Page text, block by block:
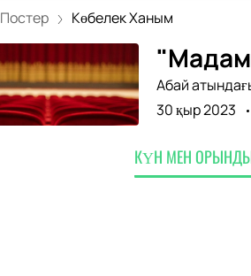
Постер Көбелек Ханым
"Мадам
Абай
30 қыр 2023
КҮН МЕН